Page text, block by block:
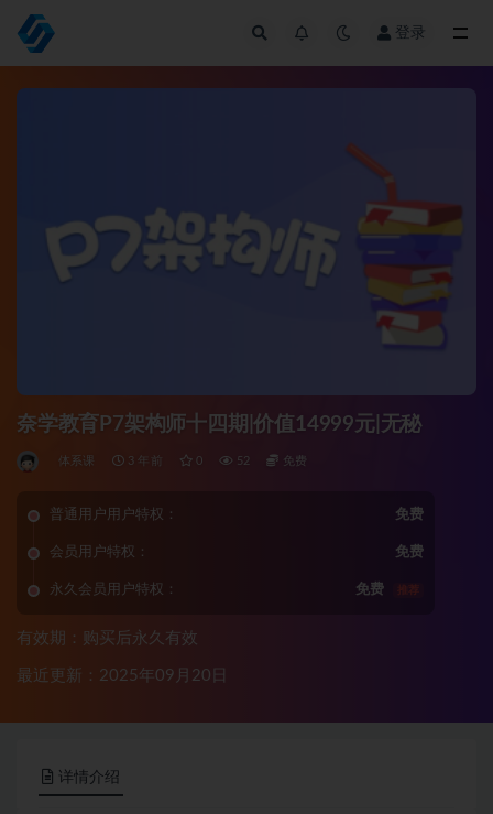
登录
奈学教育P7架构师十四期|价值14999元|无秘
体系课 3 年前 0 52 免费
普通用户用户特权： 免费
会员用户特权： 免费
永久会员用户特权： 免费 推荐
有效期：购买后永久有效
最近更新：2025年09月20日
详情介绍